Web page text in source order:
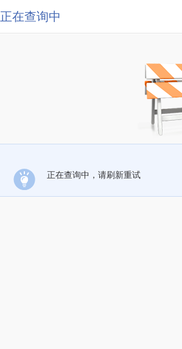
正在查询中
正在查询中，请刷新重试